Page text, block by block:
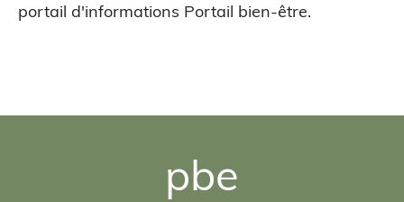
portail d'informations Portail bien-être.
pbe